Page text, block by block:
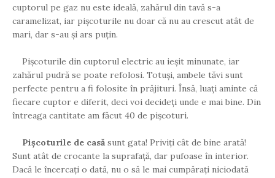
cuptorul pe gaz nu este ideală, zahărul din tavă s-a
caramelizat, iar pișcoturile nu doar că nu au crescut atât de
mari, dar s-au și ars puțin.
Pișcoturile din cuptorul electric au ieșit minunate, iar
zahărul pudră se poate refolosi. Totuși, ambele tăvi sunt
perfecte pentru a fi folosite în prăjituri. Însă, luați aminte că
fiecare cuptor e diferit, deci voi decideți unde e mai bine. Din
întreaga cantitate am făcut 40 de pișcoturi.
Pișcoturile de casă sunt gata! Priviți cât de bine arată!
Sunt atât de crocante la suprafață, dar pufoase în interior.
Dacă le încercați o dată, nu o să le mai cumpărați niciodată